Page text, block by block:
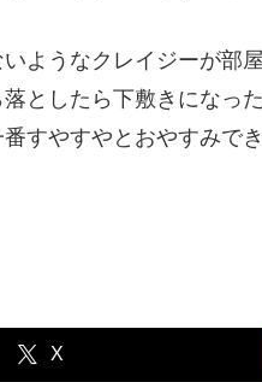
ようなクレイジーが部
としたら下敷きになっ
すやすやとおやすみで
X